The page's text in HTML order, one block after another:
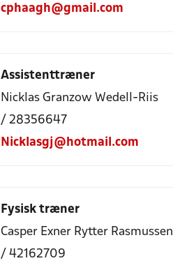
cphaagh@gmail.com
Assistenttræner
Nicklas Granzow Wedell-Riis
/ 28356647
Nicklasgj@hotmail.com
Fysisk træner
Casper Exner Rytter Rasmussen
/ 42162709